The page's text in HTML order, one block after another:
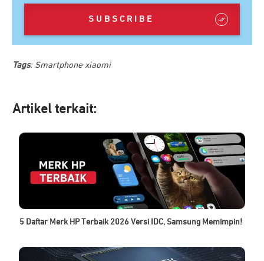
SUBSCRIBE
Tags: Smartphone xiaomi
Artikel terkait:
5 Daftar Merk HP Terbaik 2026 Versi IDC, Samsung Memimpin!